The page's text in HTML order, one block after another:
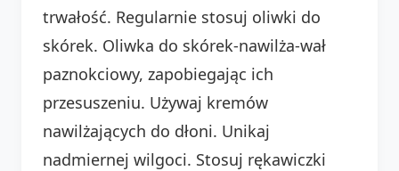
trwałość. Regularnie stosuj oliwki do
skórek. Oliwka do skórek-nawilża-wał
paznokciowy, zapobiegając ich
przesuszeniu. Używaj kremów
nawilżających do dłoni. Unikaj
nadmiernej wilgoci. Stosuj rękawiczki